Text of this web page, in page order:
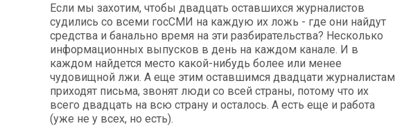
Если мы захотим, чтобы двадцать оставшихся журналистов
судились со всеми госСМИ на каждую их ложь - где они найдут
средства и банально время на эти разбирательства? Несколько
информационных выпусков в день на каждом канале. И в
каждом найдется место какой-нибудь более или менее
чудовищной лжи. А еще этим оставшимся двадцати журналистам
приходят письма, звонят люди со всей страны, потому что их
всего двадцать на всю страну и осталось. А есть еще и работа
(уже не у всех, но есть).